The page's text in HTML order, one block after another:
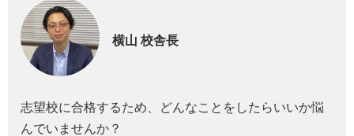
横山 校舎長
志望校に合格するため、どんなことをしたらいいか悩
んでいませんか？